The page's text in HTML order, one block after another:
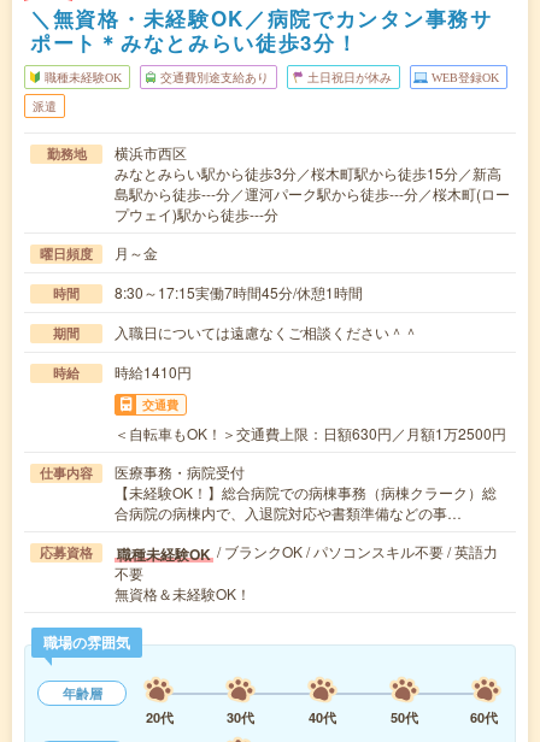
＼無資格・未経験OK／病院でカンタン事務サ
ポート＊みなとみらい徒歩3分！
職種未経験OK 交通費別途支給あり 土日祝日が休み WEB登録OK
派遣
勤務地
横浜市西区
みなとみらい駅から徒歩3分／桜木町駅から徒歩15分／新高
島駅から徒歩---分／運河パーク駅から徒歩---分／桜木町(ロー
プウェイ)駅から徒歩---分
曜日頻度 月～金
時間 8:30～17:15実働7時間45分/休憩1時間
期間 入職日については遠慮なくご相談ください＾＾
時給 時給1410円
交通費
＜自転車もOK！＞交通費上限：日額630円／月額1万2500円
仕事内容
医療事務・病院受付
【未経験OK！】総合病院での病棟事務（病棟クラーク）総
合病院の病棟内で、入退院対応や書類準備などの事…
応募資格 職種未経験OK / ブランクOK / パソコンスキル不要 / 英語力
不要
無資格＆未経験OK！
職場の雰囲気
年齢層
20代
30代 40代 50代
60代